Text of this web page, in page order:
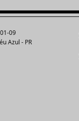
09
Azul - PR